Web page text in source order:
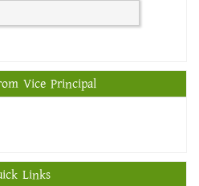
Vice Principal
Links